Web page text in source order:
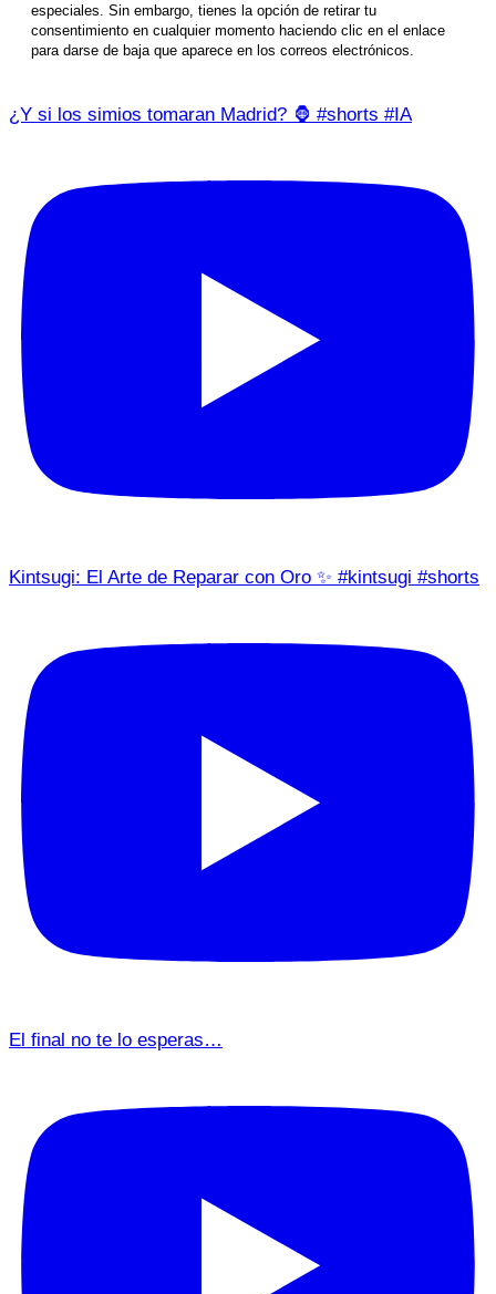
especiales. Sin embargo, tienes la opción de retirar tu
consentimiento en cualquier momento haciendo clic en el enlace
para darse de baja que aparece en los correos electrónicos.
¿Y si los simios tomaran Madrid? 🦍 #shorts #IA
Kintsugi: El Arte de Reparar con Oro ✨ #kintsugi #shorts
El final no te lo esperas…